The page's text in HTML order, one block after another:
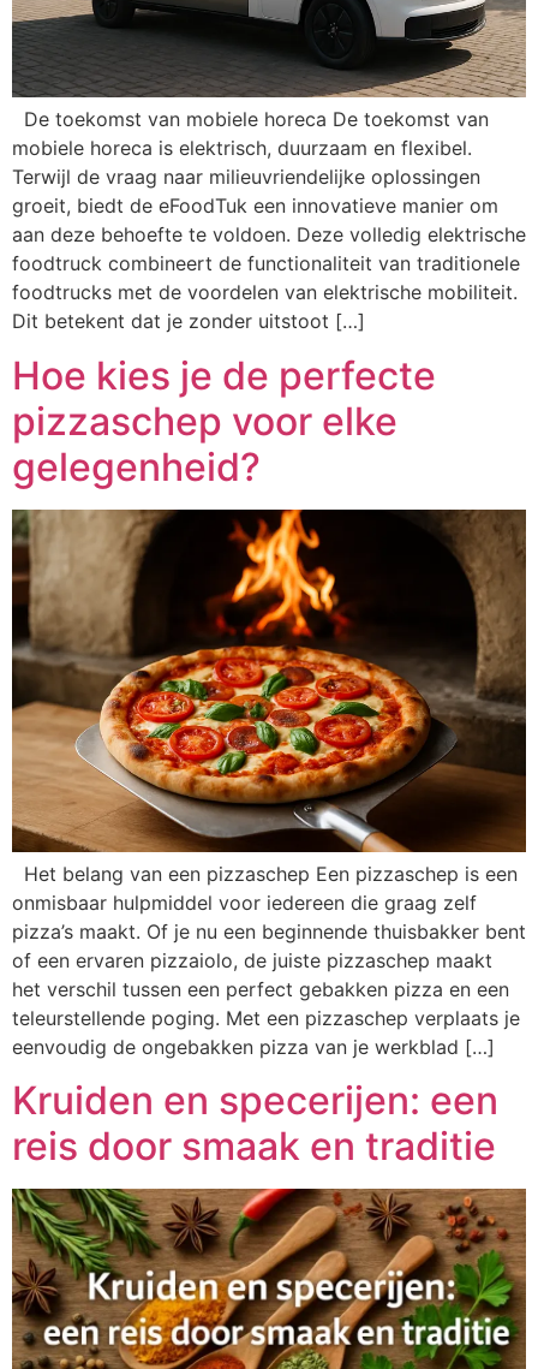
De toekomst van mobiele horeca De toekomst van
mobiele horeca is elektrisch, duurzaam en flexibel.
Terwijl de vraag naar milieuvriendelijke oplossingen
groeit, biedt de eFoodTuk een innovatieve manier om
aan deze behoefte te voldoen. Deze volledig elektrische
foodtruck combineert de functionaliteit van traditionele
foodtrucks met de voordelen van elektrische mobiliteit.
Dit betekent dat je zonder uitstoot […]
Hoe kies je de perfecte
pizzaschep voor elke
gelegenheid?
Het belang van een pizzaschep Een pizzaschep is een
onmisbaar hulpmiddel voor iedereen die graag zelf
pizza’s maakt. Of je nu een beginnende thuisbakker bent
of een ervaren pizzaiolo, de juiste pizzaschep maakt
het verschil tussen een perfect gebakken pizza en een
teleurstellende poging. Met een pizzaschep verplaats je
eenvoudig de ongebakken pizza van je werkblad […]
Kruiden en specerijen: een
reis door smaak en traditie